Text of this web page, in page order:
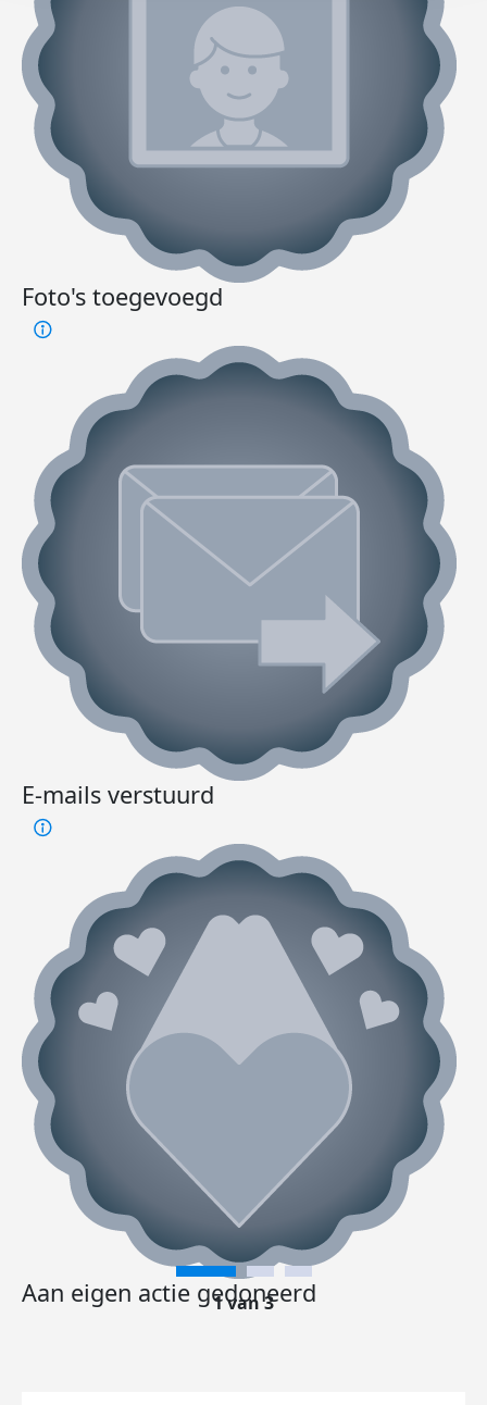
Foto's toegevoegd
E-mails verstuurd
Aan eigen actie gedoneerd
1 van 3